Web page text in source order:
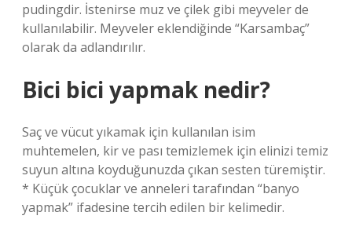
pudingdir. İstenirse muz ve çilek gibi meyveler de
kullanılabilir. Meyveler eklendiğinde “Karsambaç”
olarak da adlandırılır.
Bici bici yapmak nedir?
Saç ve vücut yıkamak için kullanılan isim
muhtemelen, kir ve pası temizlemek için elinizi temiz
suyun altına koyduğunuzda çıkan sesten türemiştir.
* Küçük çocuklar ve anneleri tarafından “banyo
yapmak” ifadesine tercih edilen bir kelimedir.